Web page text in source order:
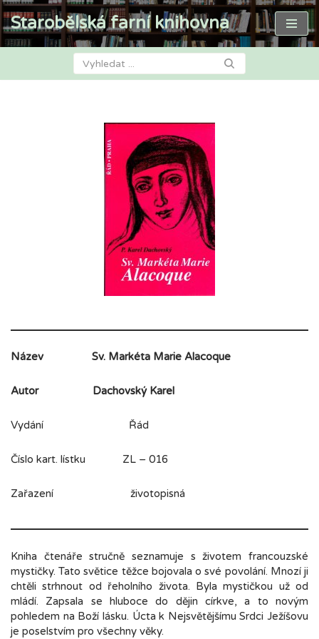
Přeskočit
Starobělská farní knihovna
Název Sv. Markéta Marie Alacoque
Autor Dachovský Karel
Vydání Řád
Číslo kart. lístku ZL – 016
Zařazení životopisná
Kniha čtenáře stručně seznamuje s životem francouzské
mystičky. Tato světice těžce bojovala o své povolání. Mnozí ji
chtěli strhnout od řeholního života. Byla mystičkou už od
mládí. Zapsala se hluboce do dějin církve, a to novým
pohledem na Boží lásku. Úcta k Nejsvětějšímu Srdci Ježíšovu
je poselstvím pro všechny věky.